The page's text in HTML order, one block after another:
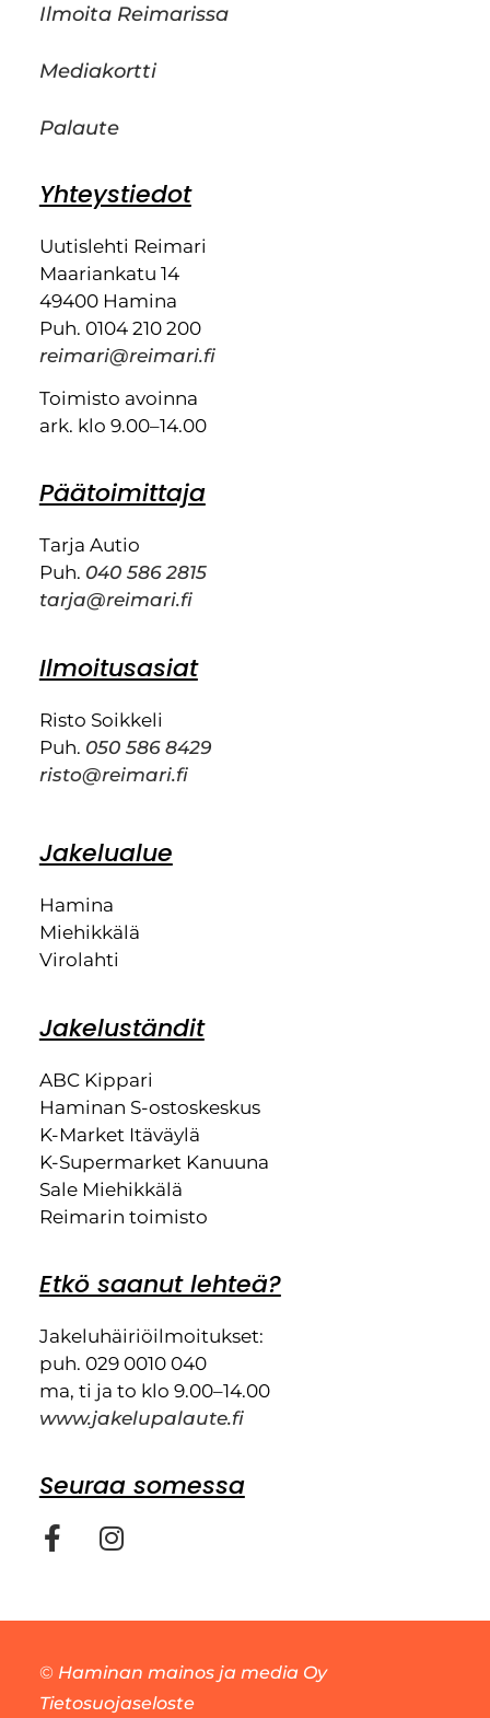
Ilmoita Reimarissa
Mediakortti
Palaute
Yhteystiedot
Uutislehti Reimari
Maariankatu 14
49400 Hamina
Puh. 0104 210 200
reimari@reimari.fi
Toimisto avoinna
ark. klo 9.00–14.00
Päätoimittaja
Tarja Autio
Puh. 040 586 2815
tarja@reimari.fi
Ilmoitusasiat
Risto Soikkeli
Puh. 050 586 8429
risto@reimari.fi
Jakelualue
Hamina
Miehikkälä
Virolahti
Jakeluständit
ABC Kippari
Haminan S-ostoskeskus
K-Market Itäväylä
K-Supermarket Kanuuna
Sale Miehikkälä
Reimarin toimisto
Etkö saanut lehteä?
Jakeluhäiriöilmoitukset:
puh. 029 0010 040
ma, ti ja to klo 9.00–14.00
www.jakelupalaute.fi
Seuraa somessa
© Haminan mainos ja media Oy
Tietosuojaseloste